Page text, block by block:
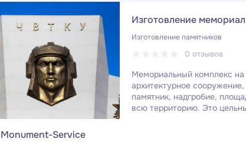
Изготовление
Изготовление памятников
0 отзывов
Мемориальный комплекс
архитектурное
памятник, надгробие,
всю территорию. Это
Monument-Service